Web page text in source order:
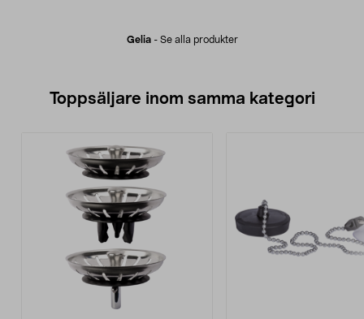
Gelia- Se alla produkter
Toppsäljare inom samma kategori